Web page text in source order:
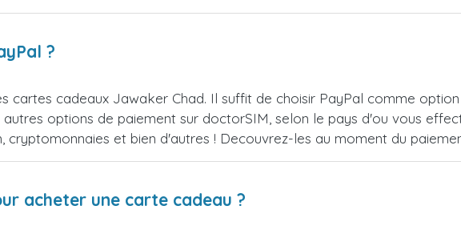
?
cartes cadeaux Jawaker Chad. Il suffit de choisir PayPal comme
options de paiement sur doctorSIM, selon le pays d'ou vous
cryptomonnaies et bien d'autres ! Decouvrez-les au moment du
acheter une carte cadeau ?